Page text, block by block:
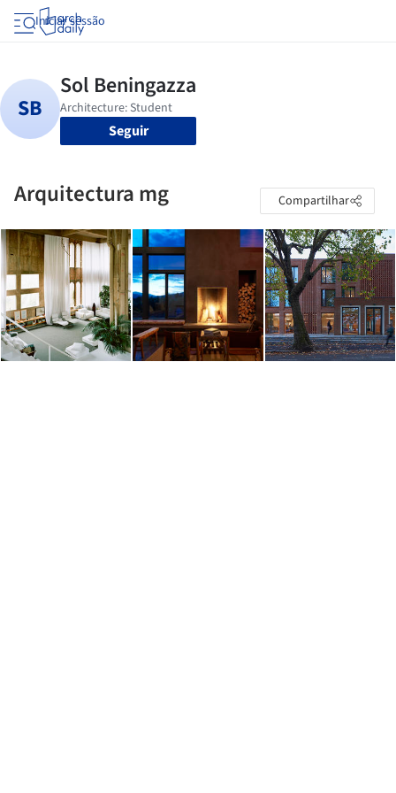
Iniciar sessão
Seguir
Arquitectura mg Compartilhar